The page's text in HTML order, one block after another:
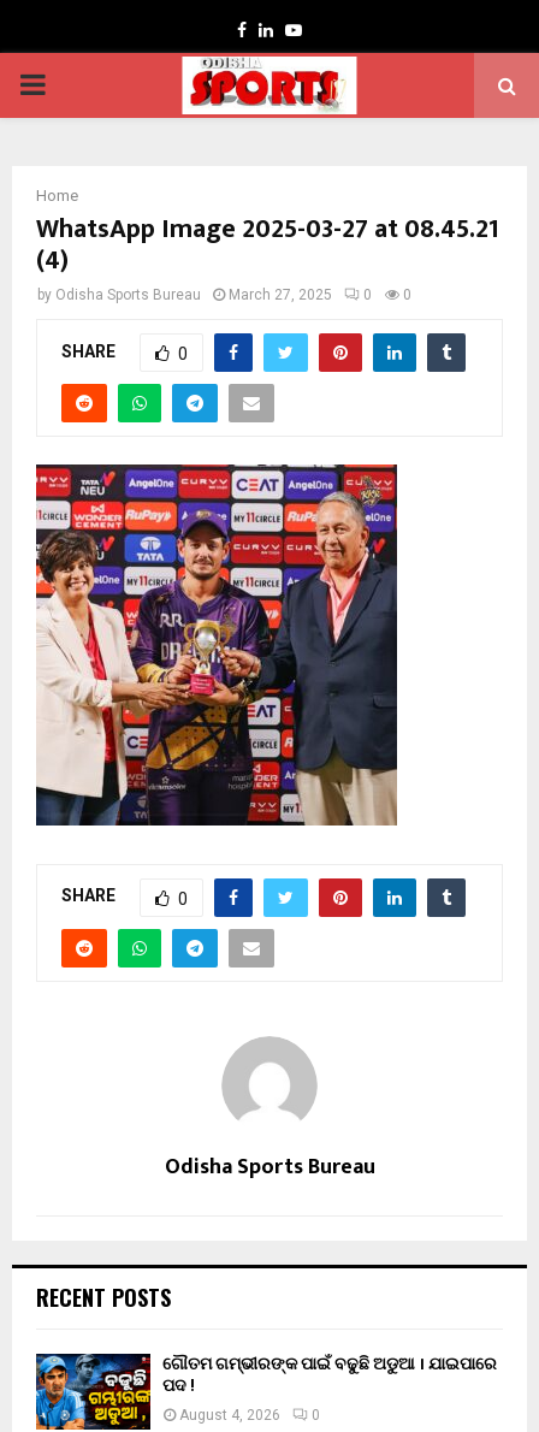
Facebook
LinkedinYoutube
PRIMARY
Home
WhatsApp Image 2025-03-27 at 08.45.21
(4)
by Odisha Sports Bureau March 27, 2025 0 0
SHARE 0
SHARE 0
Odisha Sports Bureau
RECENT POSTS
ଗୌତମ ଗମ୍ଭୀରଙ୍କ ପାଇଁ ବଢୁଛି ଅଡୁଆ । ଯାଇପାରେ
ପଦ !
August 4, 2026 0